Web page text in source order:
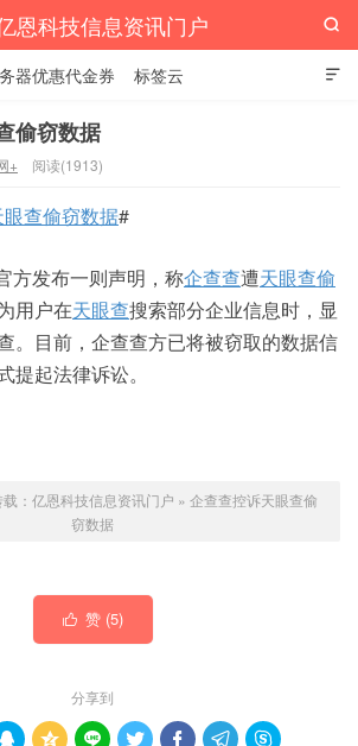

器优惠代金券 标签云

偷窃数据
+ 阅读(1913)
查偷窃数据#
方发布一则声明，称企查查遭天眼查偷
用户在天眼查搜索部分企业信息时，显
。目前，企查查方已将被窃取的数据信
提起法律诉讼。
： 亿恩科技信息资讯门户 » 企查查控诉天眼查偷
窃数据
 赞 (5)
分享到
      